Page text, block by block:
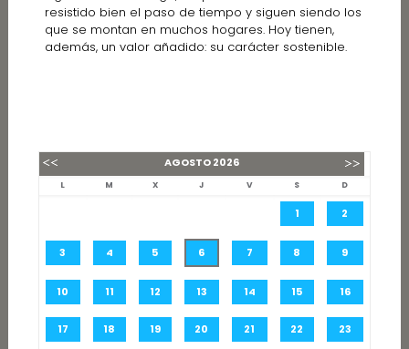
resistido bien el paso de tiempo y siguen siendo los
que se montan en muchos hogares. Hoy tienen,
además, un valor añadido: su carácter sostenible.
AGOSTO2026
L M X J V S D
1 2
3 4 5 6 7 8 9
10 11 12 13 14 15 16
17 18 19 20 21 22 23